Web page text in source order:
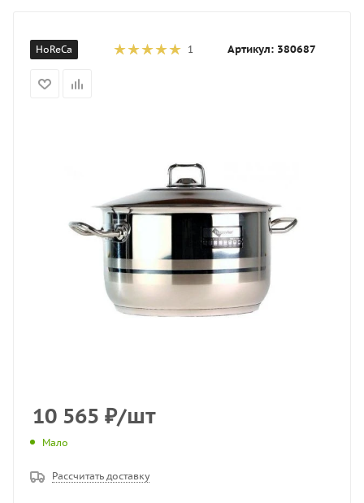
HoReCa 1 Артикул: 380687
10 565 ₽/шт
Мало
Рассчитать доставку